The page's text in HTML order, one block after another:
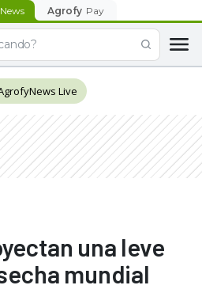
News Agrofy Pay
Live
una leve
mundial